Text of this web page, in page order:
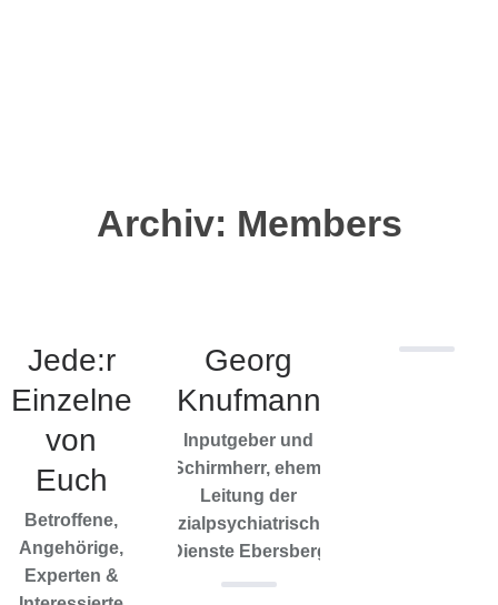
Archiv: Members
Jede:r
Einzelne
von
Euch
Betroffene,
Angehörige,
Experten &
Georg
Knufmann
Inputgeber und
Schirmherr, ehem.
Leitung der
sozialpsychiatrischen
Dienste Ebersberg